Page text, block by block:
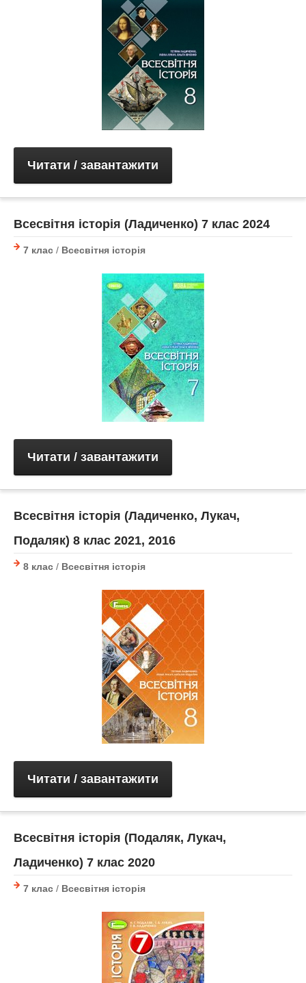
Читати / завантажити
Всесвітня історія (Ладиченко) 7 клас 2024
7 клас / Всесвітня історія
Читати / завантажити
Всесвітня історія (Ладиченко, Лукач,
Подаляк) 8 клас 2021, 2016
8 клас / Всесвітня історія
Читати / завантажити
Всесвітня історія (Подаляк, Лукач,
Ладиченко) 7 клас 2020
7 клас / Всесвітня історія